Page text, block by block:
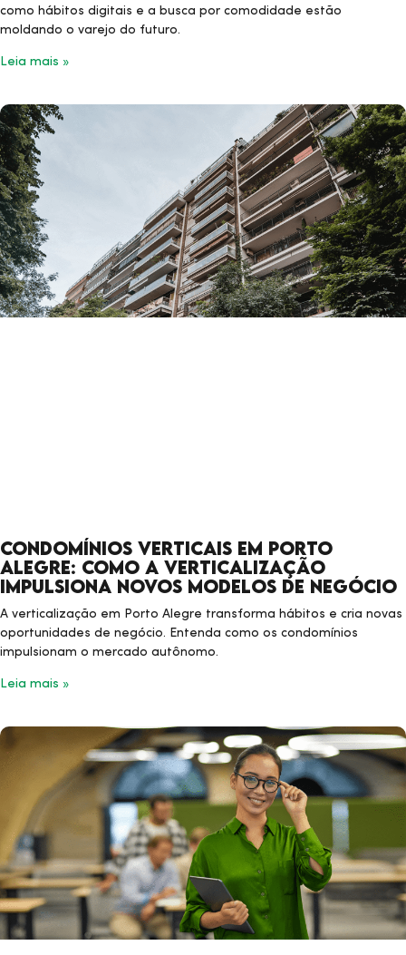
como hábitos digitais e a busca por comodidade estão
moldando o varejo do futuro.
Leia mais »
Condomínios verticais em Porto
Alegre: como a verticalização
impulsiona novos modelos de negócio
A verticalização em Porto Alegre transforma hábitos e cria novas
oportunidades de negócio. Entenda como os condomínios
impulsionam o mercado autônomo.
Leia mais »